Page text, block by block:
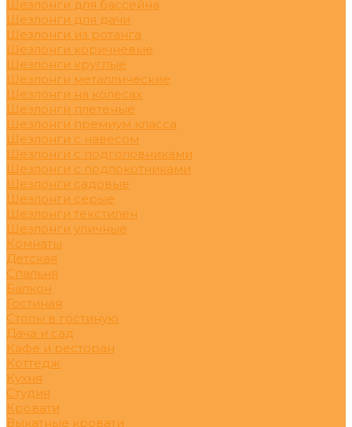
Шезлонги для бассейна
Шезлонги для дачи
Шезлонги из ротанга
Шезлонги коричневые
Шезлонги круглые
Шезлонги металлические
Шезлонги на колесах
Шезлонги плетеные
Шезлонги премиум класса
Шезлонги с навесом
Шезлонги с подголовниками
Шезлонги с подлокотниками
Шезлонги садовые
Шезлонги серые
Шезлонги текстилен
Шезлонги уличные
Комнаты
Детская
Спальня
Балкон
Гостиная
Столы в гостиную
Дача и сад
Кафе и ресторан
Коттедж
Кухня
Студия
Кровати
Выкатные кровати